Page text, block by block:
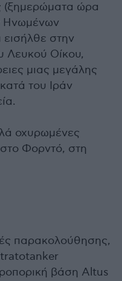
(ξημερώματα ώρα
Ηνωμένων
εισήλθε στην
Λευκού Οίκου,
μιας μεγάλης
του Ιράν
οχυρωμένες
Φορντό, στη
παρακολούθησης,
βάση Altus